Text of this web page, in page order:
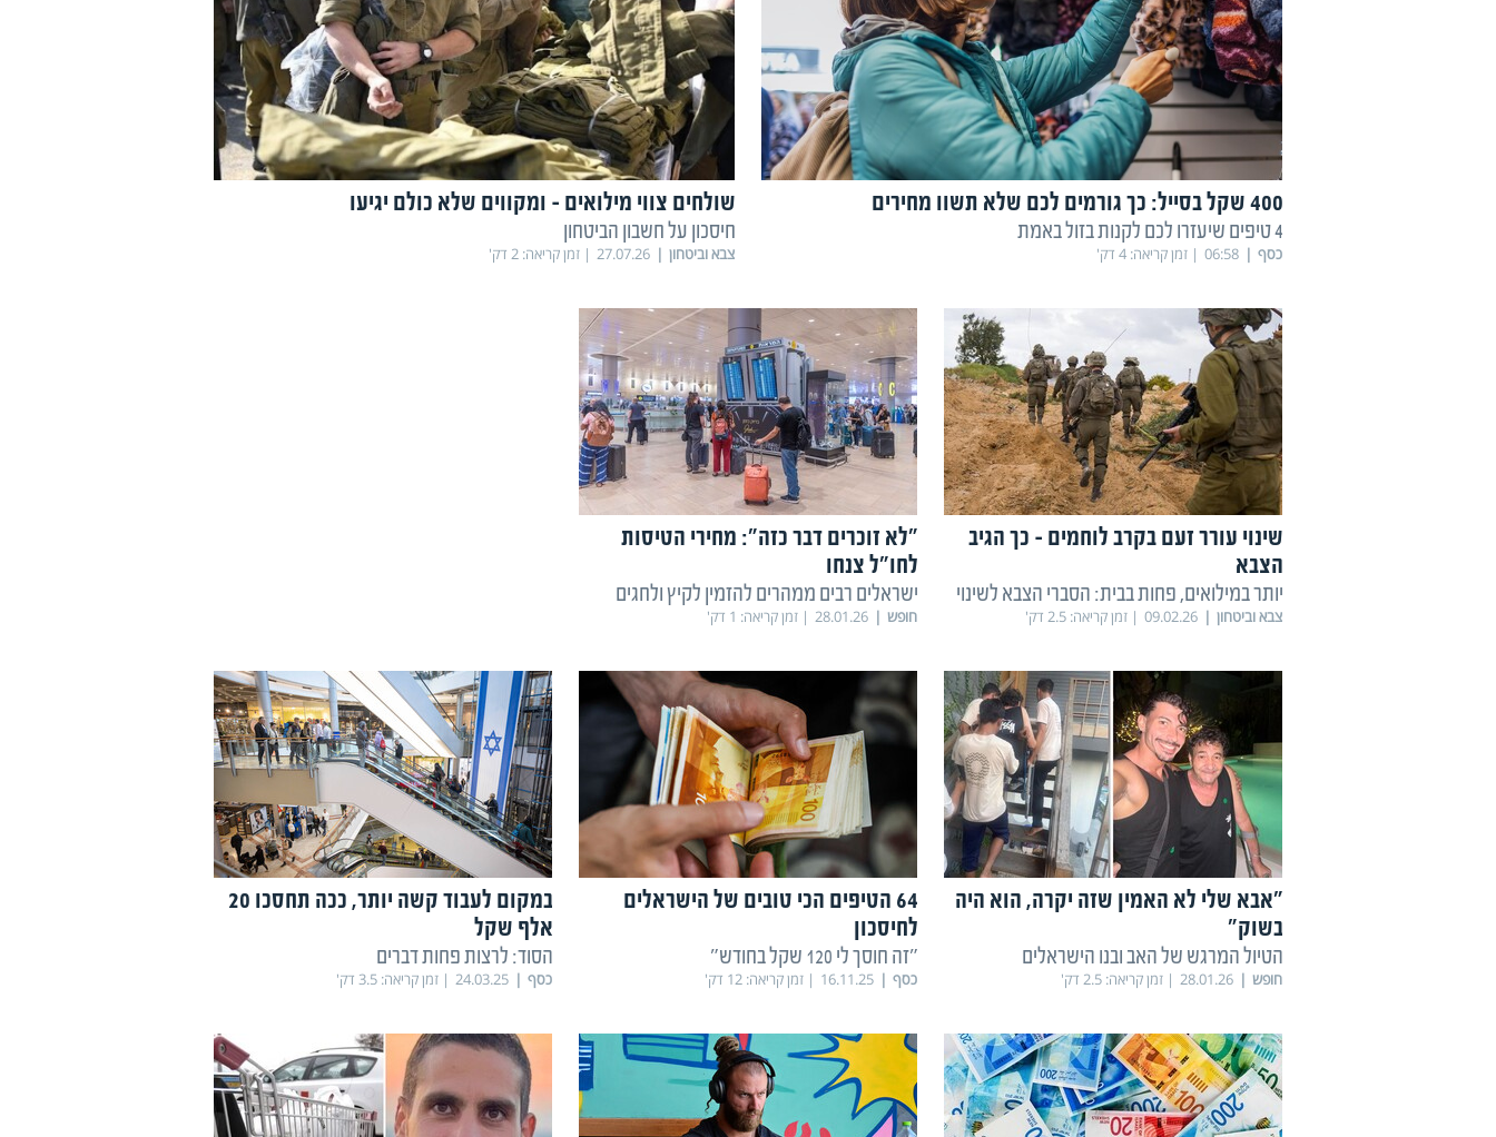
400 שקל בסייל: כך גורמים לכם שלא תשוו מחירים
4 טיפים שיעזרו לכם לקנות בזול באמת
כסף 06:58 זמן קריאה:4 דק'
שולחים צווי מילואים - ומקווים שלא כולם יגיעו
חיסכון על חשבון הביטחון
צבא וביטחון 27.07.26 זמן קריאה:2 דק'
שינוי עורר זעם בקרב לוחמים - כך הגיב
הצבא
יותר במילואים, פחות בבית: הסברי הצבא לשינוי
צבא וביטחון 09.02.26 זמן קריאה:2.5 דק'
"לא זוכרים דבר כזה": מחירי הטיסות
לחו"ל צנחו
ישראלים רבים ממהרים להזמין לקיץ ולחגים
חופש 28.01.26 זמן קריאה: 1 דק'
"אבא שלי לא האמין שזה יקרה, הוא היה
בשוק"
הטיול המרגש של האב ובנו הישראלים
חופש 28.01.26 זמן קריאה:2.5 דק'
64 הטיפים הכי טובים של הישראלים
לחיסכון
"זה חוסך לי 120 שקל בחודש"
כסף 16.11.25 זמן קריאה:12 דק'
במקום לעבוד קשה יותר, ככה תחסכו 20
אלף שקל
הסוד: לרצות פחות דברים
כסף 24.03.25 זמן קריאה:3.5 דק'